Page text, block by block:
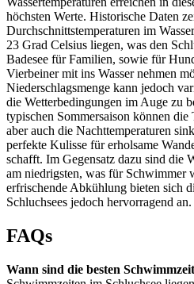
höchsten Werte. Historische Daten
Durchschnittstemperaturen im
23 Grad Celsius liegen, was den
Badesee für Familien, sowie für
Vierbeiner mit ins Wasser nehmen
Niederschlagsmenge kann jedoch
die Wetterbedingungen im Auge zu
typischen Sommersaison können die
aber auch die Nachttemperaturen
perfekte Kulisse für erholsame
schafft. Im Gegensatz dazu sind die
am niedrigsten, was für Schwimmer
erfrischende Abkühlung bieten sich
Schluchsees jedoch hervorragend an.
FAQs
Wann sind die besten